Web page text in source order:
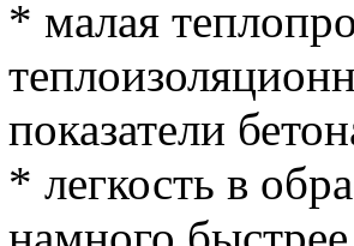
* малая
показатели
* легкость в